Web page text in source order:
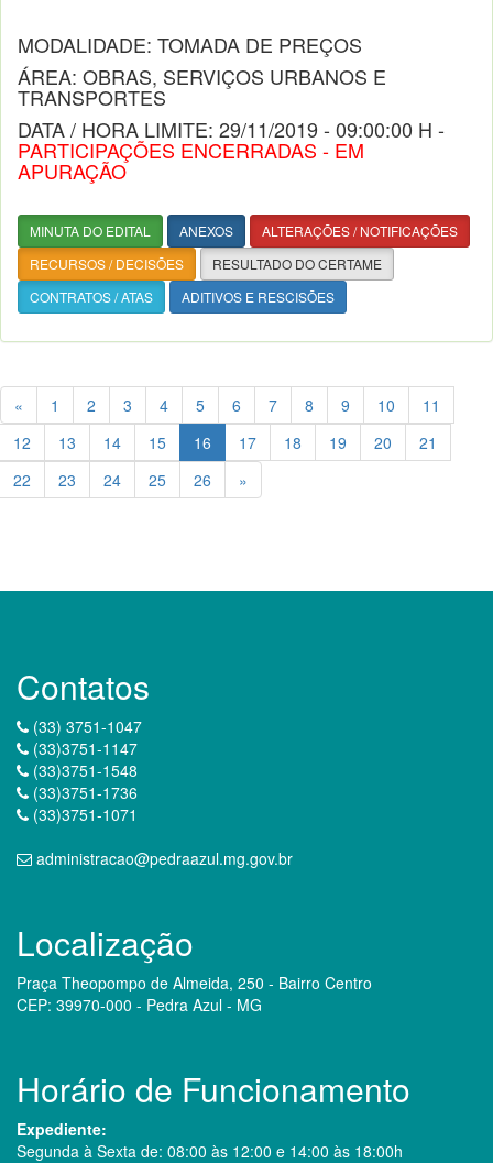
MODALIDADE: TOMADA DE PREÇOS
ÁREA: OBRAS, SERVIÇOS URBANOS E
TRANSPORTES
DATA / HORA LIMITE: 29/11/2019 - 09:00:00 H -
PARTICIPAÇÕES ENCERRADAS - EM
APURAÇÃO
MINUTA DO EDITAL ANEXOS
ALTERAÇÕES / NOTIFICAÇÕES
RECURSOS / DECISÕES
RESULTADO DO CERTAME
CONTRATOS / ATAS
ADITIVOS E RESCISÕES
« 1 2 3 4 5 6 7 8 9 10
11
12
13 14 15 16 17 18 19 20
21
22
23 24 25 26 »
Contatos
(33) 3751-1047
(33)3751-1147
(33)3751-1548
(33)3751-1736
(33)3751-1071
administracao@pedraazul.mg.gov.br
Localização
Praça Theopompo de Almeida, 250 - Bairro Centro
CEP: 39970-000 - Pedra Azul - MG
Horário de Funcionamento
Expediente:
Segunda à Sexta de: 08:00 às 12:00 e 14:00 às 18:00h